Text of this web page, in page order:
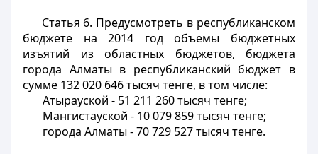
Статья 6. Предусмотреть в республиканском
бюджете на 2014 год объемы бюджетных
изъятий из областных бюджетов, бюджета
города Алматы в республиканский бюджет в
сумме 132 020 646 тысяч тенге, в том числе:
Атырауской - 51 211 260 тысяч тенге;
Мангистауской - 10 079 859 тысяч тенге;
города Алматы - 70 729 527 тысяч тенге.